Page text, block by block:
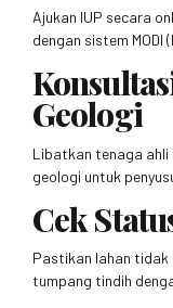
Ajukan IUP secara
dengan sistem MODI
Geologi
Libatkan tenaga ahli
geologi untuk
Cek
Pastikan lahan
tumpang tindih